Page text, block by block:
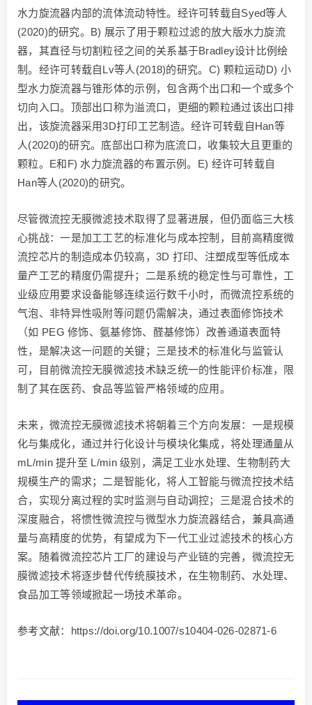
图6 A) 水力旋流器的结构通常由圆柱体组成，同时展示了
水力旋流器内部的流体流动特性。经许可转载自Syed等人
(2020)的研究。B) 展示了用于颗粒过滤的放大版水力旋流
器，其直径与切割粒径之间的关系基于Bradley设计比例绘
制。经许可转载自Lv等人(2018)的研究。C) 颗粒运动D) 小
型水力旋流器与锥形体的示例，包含两个出口和一个或多个
出，该旋流器采用3D打印工艺制造。经许可转载自Han等
人(2020)的研究。底部出口称为底流口，收集较大且更重的
颗粒。E和F) 水力旋流器的布置示例。E) 经许可转载自
Han等人(2020)的研究。
尽管微流控无膜微滤技术取得了显著进展，但仍面临三大核
心挑战：一是加工工艺的标准化与成本控制，目前高精度微
流控芯片的制造成本仍较高，3D 打印、注塑成型等低成本
量产工艺的精度仍需提升；二是系统的稳定性与可靠性，工
业级应用要求设备能够连续运行数千小时，而微流控系统的
（如 PEG 修饰、氨基修饰、醛基修饰）改善通道表面特